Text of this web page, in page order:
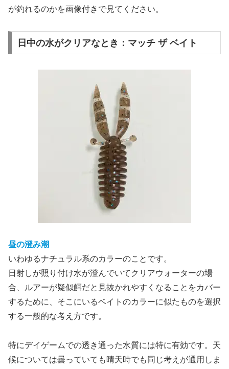
が釣れるのかを画像付きで見てください。
日中の水がクリアなとき：マッチ ザ ベイト
昼の澄み潮
いわゆるナチュラル系のカラーのことです。
日射しが照り付け水が澄んでいてクリアウォーターの場
合、ルアーが疑似餌だと見抜かれやすくなることをカバー
するために、そこにいるベイトのカラーに似たものを選択
する一般的な考え方です。
特にデイゲームでの透き通った水質には特に有効です。天
候については曇っていても晴天時でも同じ考えが通用しま